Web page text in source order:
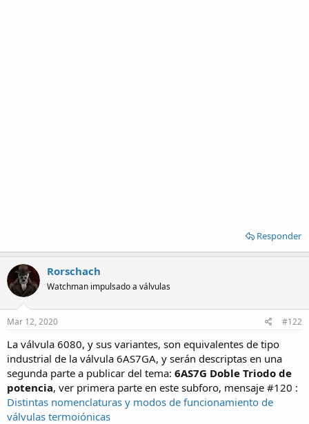
Responder
Rorschach
Watchman impulsado a válvulas
Mar 12, 2020 #122
La válvula 6080, y sus variantes, son equivalentes de tipo
industrial de la válvula 6AS7GA, y serán descriptas en una
segunda parte a publicar del tema: 6AS7G Doble Triodo de
potencia, ver primera parte en este subforo, mensaje #120 :
Distintas nomenclaturas y modos de funcionamiento de
válvulas termoiónicas